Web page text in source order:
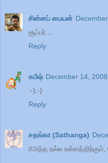
சின்னப் பையன்
சூப்பர்...
Reply
கபீஷ் December 14,
:-):-)
Reply
சதங்கா (Sathanga)
//அந்த நல்ல உள்ளத்திற்கும்,